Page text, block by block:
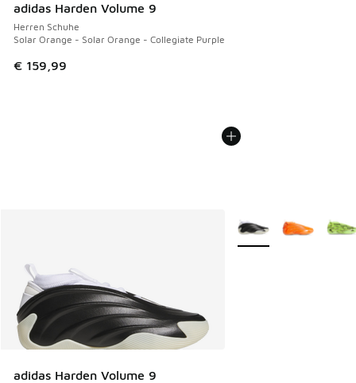
adidas Harden Volume 9
Herren Schuhe
Solar Orange - Solar Orange - Collegiate Purple
€ 159,99
adidas Harden Volume 9
Weitere Farben